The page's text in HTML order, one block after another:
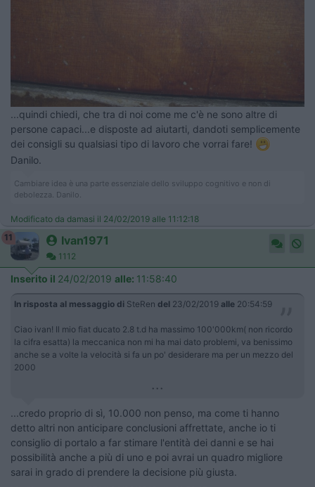
...quindi chiedi, che tra di noi come me c'è ne sono altre di
persone capaci...e disposte ad aiutarti, dandoti semplicemente
dei consigli su qualsiasi tipo di lavoro che vorrai fare!
Danilo.
Cambiare idea è una parte essenziale dello sviluppo cognitivo e non di
debolezza. Danilo.
Modificato da damasi il 24/02/2019 alle 11:12:18
11
Ivan1971
1112
Inserito il 24/02/2019 alle: 11:58:40
In risposta al messaggio di SteRen del 23/02/2019 alle 20:54:59
Ciao ivan! Il mio fiat ducato 2.8 t.d ha massimo 100'000km( non ricordo
la cifra esatta) la meccanica non mi ha mai dato problemi, va benissimo
anche se a volte la velocità si fa un po' desiderare ma per un mezzo del
2000
...
...credo proprio di sì, 10.000 non penso, ma come ti hanno
detto altri non anticipare conclusioni affrettate, anche io ti
consiglio di portalo a far stimare l'entità dei danni e se hai
possibilità anche a più di uno e poi avrai un quadro migliore
sarai in grado di prendere la decisione più giusta.